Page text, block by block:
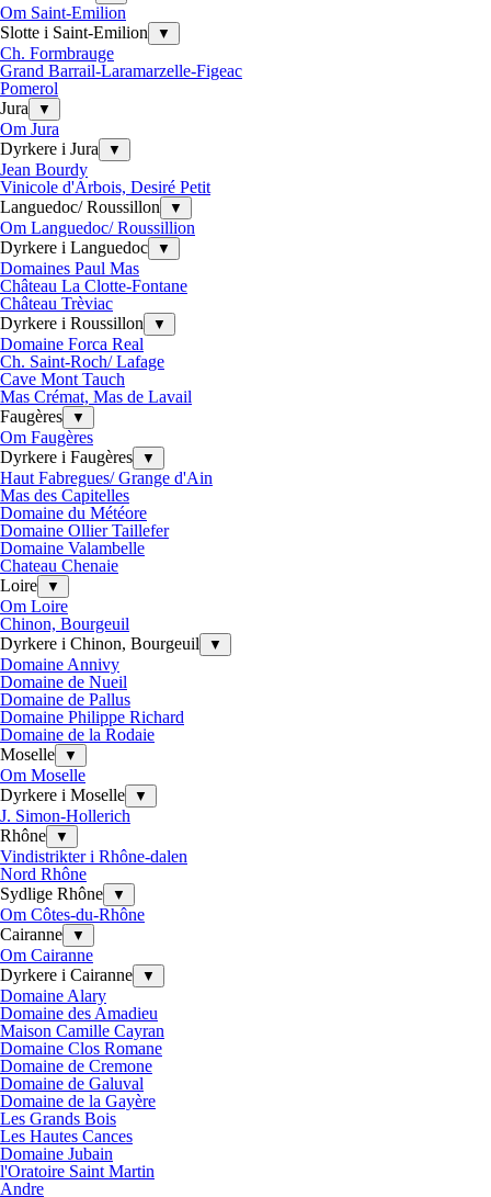
Om Saint-Emilion
Slotte i Saint-Emilion
▼
Ch. Formbrauge
Grand Barrail-Laramarzelle-Figeac
Pomerol
Jura
▼
Om Jura
Dyrkere i Jura
▼
Jean Bourdy
Vinicole d'Arbois, Desiré Petit
Languedoc/ Roussillon
▼
Om Languedoc/ Roussillion
Dyrkere i Languedoc
▼
Domaines Paul Mas
Château La Clotte-Fontane
Château Trèviac
Dyrkere i Roussillon
▼
Domaine Forca Real
Ch. Saint-Roch/ Lafage
Cave Mont Tauch
Mas Crémat, Mas de Lavail
Faugères
▼
Om Faugères
Dyrkere i Faugères
▼
Haut Fabregues/ Grange d'Ain
Mas des Capitelles
Domaine du Météore
Domaine Ollier Taillefer
Domaine Valambelle
Chateau Chenaie
Loire
▼
Om Loire
Chinon, Bourgeuil
Dyrkere i Chinon, Bourgeuil
▼
Domaine Annivy
Domaine de Nueil
Domaine de Pallus
Domaine Philippe Richard
Domaine de la Rodaie
Moselle
▼
Om Moselle
Dyrkere i Moselle
▼
J. Simon-Hollerich
Rhône
▼
Vindistrikter i Rhône-dalen
Nord Rhône
Sydlige Rhône
▼
Om Côtes-du-Rhône
Cairanne
▼
Om Cairanne
Dyrkere i Cairanne
▼
Domaine Alary
Domaine des Amadieu
Maison Camille Cayran
Domaine Clos Romane
Domaine de Cremone
Domaine de Galuval
Domaine de la Gayère
Les Grands Bois
Les Hautes Cances
Domaine Jubain
l'Oratoire Saint Martin
Andre